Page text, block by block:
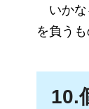
いか
を負う
10.